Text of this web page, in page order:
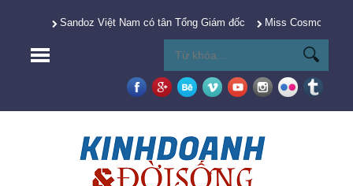
Sandoz Việt Nam có tân Tổng Giám đốc Miss Cosmo 2025